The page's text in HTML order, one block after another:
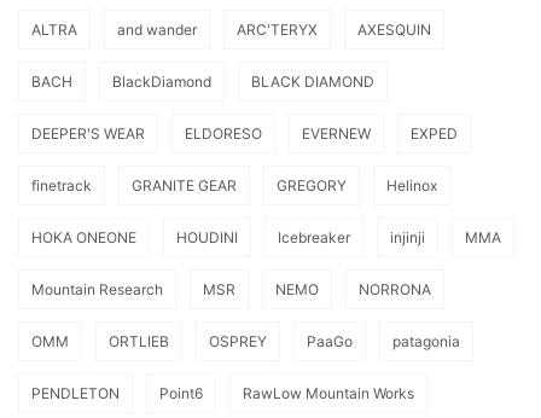
ALTRA and wander ARC'TERYX AXESQUIN
BACH BlackDiamond BLACK DIAMOND
DEEPER'S WEAR ELDORESO EVERNEW EXPED
finetrack GRANITE GEAR GREGORY Helinox
HOKA ONEONE HOUDINI Icebreaker injinji MMA
Mountain Research MSR NEMO NORRONA
OMM ORTLIEB OSPREY PaaGo patagonia
PENDLETON Point6 RawLow Mountain Works